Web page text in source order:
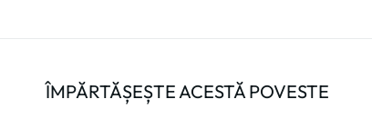
ÎMPĂRTĂȘEȘTE ACESTĂ POVESTE